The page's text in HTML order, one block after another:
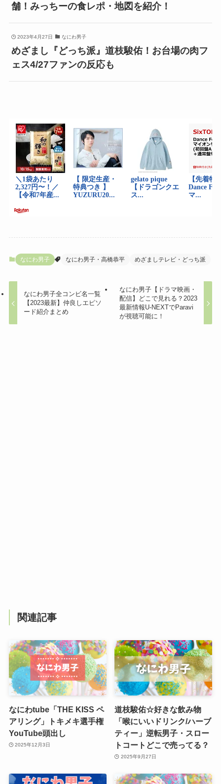
舗！みっちーの食レポ・地図を紹介！
2023年4月27日 なにわ男子
めざまし『どっち派』道枝駿佑！お台場の肉フ
ェス4/27ファンの反応も
なにわ男子 なにわ男子・高橋恭平 めざましテレビ・どっち派
なにわ男子全コンビ名一覧
【2023最新】仲良しエピソ
ード紹介まとめ
なにわ男子【ドラマ映画・
配信】どこで見れる？2023
最新情報U-NEXTでParavi
が視聴可能に！
関連記事
なにわtube「THE KISS ペ
アリング」トキメキ選手権
YouTube頭出し
2025年12月3日
道枝駿佑☆好きな飲み物
「喉にいいドリンク/ハーブ
ティー」逆転男子・スロー
トコートどこで売ってる？
2025年9月27日